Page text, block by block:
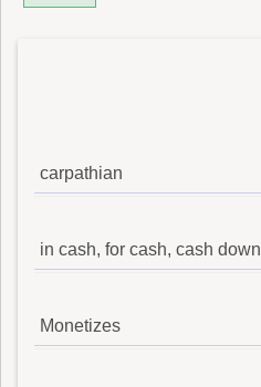
carpathian
in cash, for cash, cash down
Monetizes